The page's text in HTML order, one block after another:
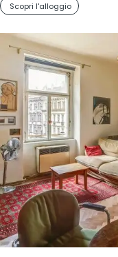
Scopri l'alloggio